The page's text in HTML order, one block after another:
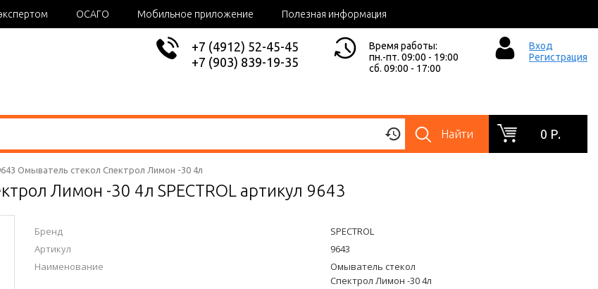
ОСАГО Мобильное приложение Полезная информация
+7 (4912) 52-45-45
+7 (903) 839-19-35
Время работы:
пн.-пт. 09:00 - 19:00
сб. 09:00 - 17:00
Вход
Регистрация
Найти 0 Р.
Омыватель стекол Спектрол Лимон -30 4л
Лимон -30 4л SPECTROL артикул 9643
Бренд
SPECTROL
Артикул
9643
Наименование
Омыватель стекол
Спектрол Лимон -30 4л